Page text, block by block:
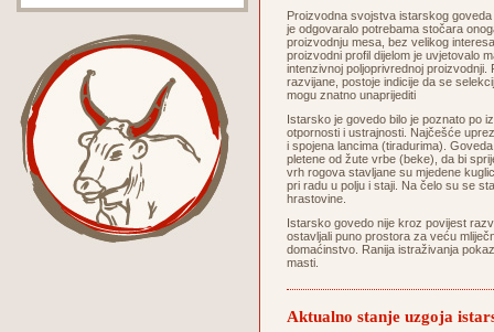
Proizvodna svojstva istarskog
je odgovaralo potrebama stočara
proizvodnju mesa, bez velikog
proizvodni profil dijelom je uvjetovalo
intenzivnoj poljoprivrednoj
razvijane, postoje indicije da se
mogu znatno unaprijediti
Istarsko je govedo bilo je poznato po
otpornosti i ustrajnosti. Najčešće
i spojena lancima (tiradurima).
pletene od žute vrbe (beke), da bi
vrh rogova stavljane su mjedene
pri radu u polju i staji. Na čelo su se
hrastovine.
Istarsko govedo nije kroz povijest
ostavljali puno prostora za veću
domaćinstvo. Ranija istraživanja
masti.
Aktualno stanje uzgoja